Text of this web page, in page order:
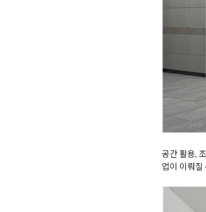
공간 활용,
업이 이뤄질